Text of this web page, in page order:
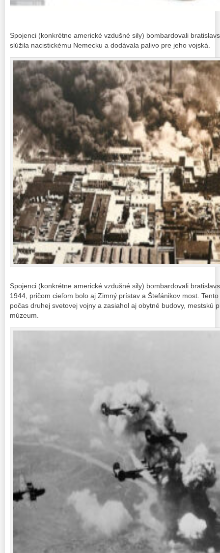
Spojenci (konkrétne americké vzdušné sily) bombardovali
slúžila nacistickému Nemecku a dodávala palivo pre jeho vojská.
Spojenci (konkrétne americké vzdušné sily) bombardovali
1944, pričom cieľom bolo aj Zimný prístav a Štefánikov most.
počas druhej svetovej vojny a zasiahol aj obytné budovy, mestskú
múzeum.